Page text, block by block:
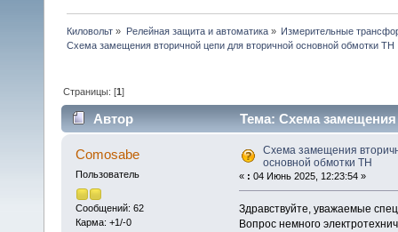
Киловольт » Релейная защита и автоматика» Измерительные
Схема замещения вторичной цепи для вторичной основной обмотки ТН
Страницы: [1]
Автор
Тема: Схема
(Прочитано 17778 раз)
Comosabe
Пользователь
Сообщений: 62
Карма: +1/-0
Схема замещения
основной обмотки ТН
« : 04 Июнь 2025, 12:23:54 »
Здравствуйте, уважаемые
Вопрос немного